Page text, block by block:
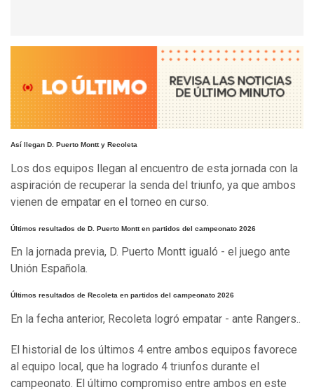
Así llegan D. Puerto Montt y Recoleta
Los dos equipos llegan al encuentro de esta jornada con la
aspiración de recuperar la senda del triunfo, ya que ambos
vienen de empatar en el torneo en curso.
Últimos resultados de D. Puerto Montt en partidos del campeonato 2026
En la jornada previa, D. Puerto Montt igualó - el juego ante
Unión Española.
Últimos resultados de Recoleta en partidos del campeonato 2026
En la fecha anterior, Recoleta logró empatar - ante Rangers..
El historial de los últimos 4 entre ambos equipos favorece
al equipo local, que ha logrado 4 triunfos durante el
campeonato. El último compromiso entre ambos en este